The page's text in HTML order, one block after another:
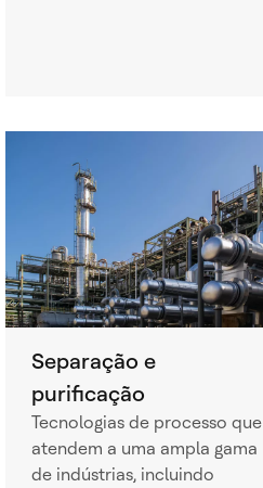
Separação e
purificação
Tecnologias de processo que
atendem a uma ampla gama
de indústrias, incluindo